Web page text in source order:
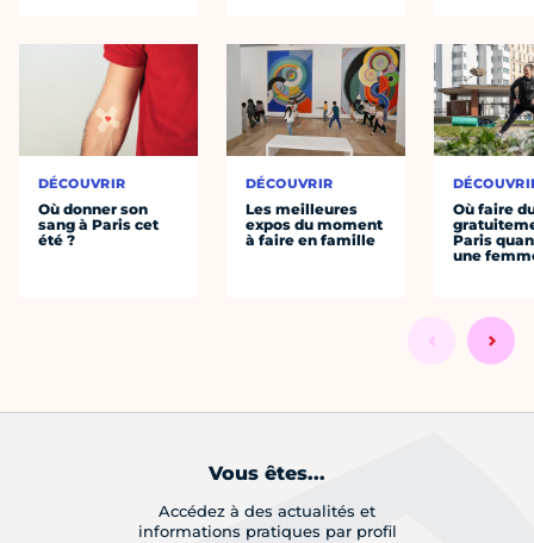
DÉCOUVRIR
Où donner son
sang à Paris cet
été ?
DÉCOUVRIR
Les meilleures
expos du moment
à faire en famille
Où faire
Paris
une
Vous êtes...
Accédez à des actualités et
informations pratiques par profil